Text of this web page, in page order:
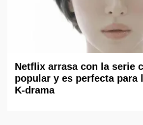
Netflix arrasa con la serie
popular y es perfecta para
K-drama